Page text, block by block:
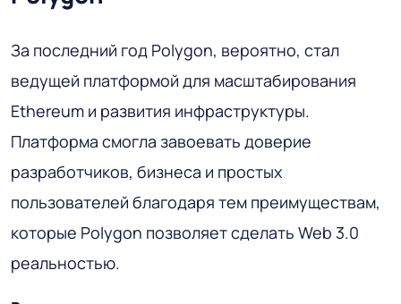
За последний год Polygon, вероятно, стал
ведущей платформой для масштабирования
Ethereum и развития инфраструктуры.
Платформа смогла завоевать доверие
разработчиков, бизнеса и простых
пользователей благодаря тем преимуществам,
которые Polygon позволяет сделать Web 3.0
реальностью.